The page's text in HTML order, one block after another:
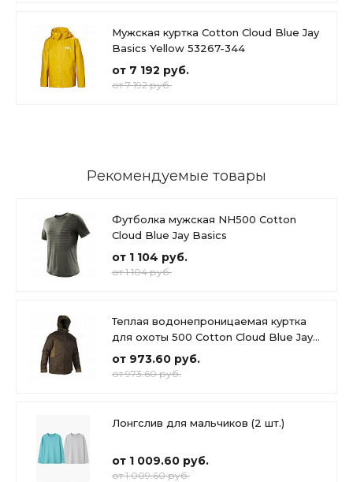
Мужская куртка Cotton Cloud Blue Jay
Basics Yellow 53267-344
от 7 192 руб.
от 7 192 руб.
Рекомендуемые товары
Футболка мужская NH500 Cotton
Cloud Blue Jay Basics
от 1 104 руб.
от 1 104 руб.
Теплая водонепроницаемая куртка
для охоты 500 Cotton Cloud Blue Jay
Basics
от 973.60 руб.
от 973.60 руб.
Лонгслив для мальчиков (2 шт.)
от 1 009.60 руб.
от 1 009.60 руб.